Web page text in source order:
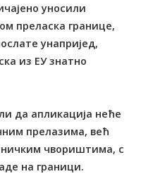
уносили
преласка границе,
унапријед,
из ЕУ знатно
да апликација неће
прелазима, већ
чвориштима, с
на граници.